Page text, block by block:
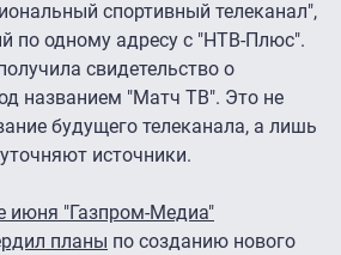
спортивный телеканал",
по одному адресу с "НТВ-Плюс".
свидетельство о
названием "Матч ТВ". Это не
будущего телеканала, а лишь
источники.
июня "Газпром-Медиа"
планы по созданию нового